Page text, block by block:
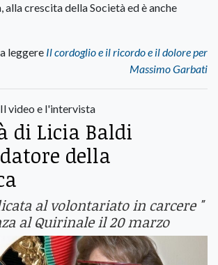
crescita della Società ed è anche
leggere Il cordoglio e il ricordo e il dolore per
Massimo Garbati
Il video e l'intervista
di Licia Baldi
della
al volontariato in carcere "
al Quirinale il 20 marzo